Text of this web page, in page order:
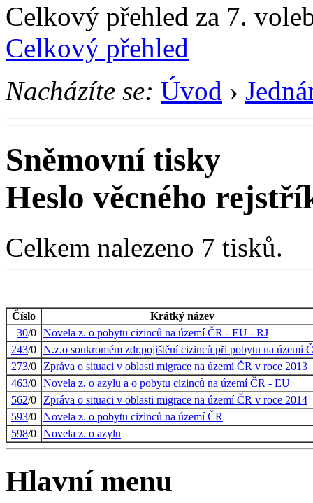
Celkový přehled za 7.
Celkový přehled
Nacházíte se: Úvod ›
Sněmovní tisky
Heslo věcného
Celkem nalezeno 7 tisků.
Číslo
Krátký název
30/0 Novela z. o pobytu cizinců na území ČR - EU - RJ
243/0 N.z.o soukromém zdr.pojištění cizinců při pobytu na území
273/0
Zpráva o situaci v oblasti migrace na území ČR v roce 2013
463/0 Novela z. o azylu a o pobytu cizinců na území ČR - EU
562/0
Zpráva o situaci v oblasti migrace na území ČR v roce 2014
593/0 Novela z. o pobytu cizinců na území ČR
598/0 Novela z. o azylu
Hlavní menu